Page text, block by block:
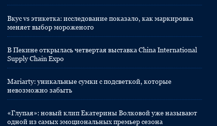
Вкус vs этикетка: исследование показало, как маркировка
меняет выбор мороженого
В Пекине открылась четвертая выставка China International
Supply Chain Expo
Mariarty: уникальные сумки с подсветкой, которые
невозможно забыть
«Глупая»: новый клип Екатерины Волковой уже называют
одной из самых эмоциональных премьер сезона